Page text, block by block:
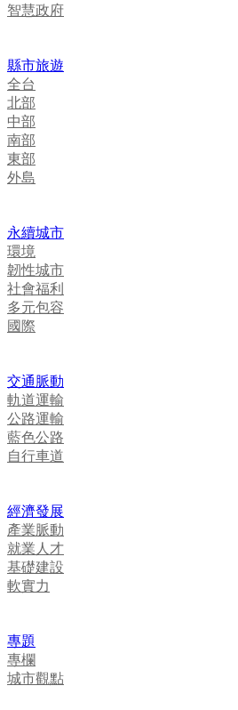
智慧政府
縣市旅遊
全台
北部
中部
南部
東部
外島
永續城市
環境
韌性城市
社會福利
多元包容
國際
交通脈動
軌道運輸
公路運輸
藍色公路
自行車道
經濟發展
產業脈動
就業人才
基礎建設
軟實力
專題
專欄
城市觀點